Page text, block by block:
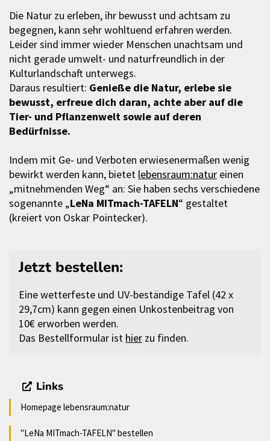
Die Natur zu erleben, ihr bewusst und achtsam zu
begegnen, kann sehr wohltuend erfahren werden.
Leider sind immer wieder Menschen unachtsam und
nicht gerade umwelt- und naturfreundlich in der
Kulturlandschaft unterwegs.
Daraus resultiert: Genieße die Natur, erlebe sie
bewusst, erfreue dich daran, achte aber auf die
Tier- und Pflanzenwelt sowie auf deren
Bedürfnisse.
Indem mit Ge- und Verboten erwiesenermaßen wenig
bewirkt werden kann, bietet lebensraum:natur einen
„mitnehmenden Weg“ an: Sie haben sechs verschiedene
sogenannte „LeNa MITmach-TAFELN“ gestaltet
(kreiert von Oskar Pointecker).
Jetzt bestellen:
Eine wetterfeste und UV-beständige Tafel (42 x
29,7cm) kann gegen einen Unkostenbeitrag von
10€ erworben werden.
Das Bestellformular ist hier zu finden.
Links
Homepage lebensraum:natur
"LeNa MITmach-TAFELN" bestellen